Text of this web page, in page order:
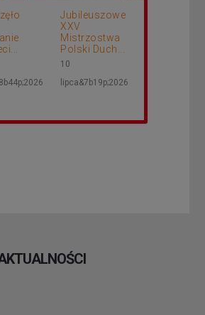
Jubileuszowe
XXV
Mistrzostwa
Polski Duch...
10
lipca&7b19p;2026